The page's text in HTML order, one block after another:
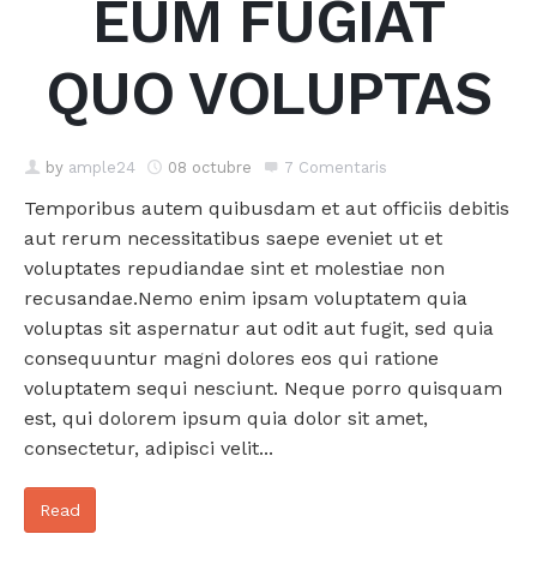
Coordinació parental
Escola de famílies
Pràctiques restauratives en l'àmbit educatiu
Dinamització i gamificació
Teatre social
Projecte Radars
Mediació i convivència
Empresa i organitzacions
Procés permanent d'aprenentatge
Àmbit penitenciari
Projecte intra-penitenciari
Diàlegs i acords pre-llibertat
Mediació i MASC
Mediació i gestió alternativa de conflictes
Assessoria
Conflictes organitzacionals
EUM FUGIAT
QUO VOLUPTAS
by ample24 08 octubre 7 Comentaris
Temporibus autem quibusdam et aut officiis debitis
aut rerum necessitatibus saepe eveniet ut et
voluptates repudiandae sint et molestiae non
recusandae.Nemo enim ipsam voluptatem quia
voluptas sit aspernatur aut odit aut fugit, sed quia
consequuntur magni dolores eos qui ratione
voluptatem sequi nesciunt. Neque porro quisquam
est, qui dolorem ipsum quia dolor sit amet,
consectetur, adipisci velit...
Read